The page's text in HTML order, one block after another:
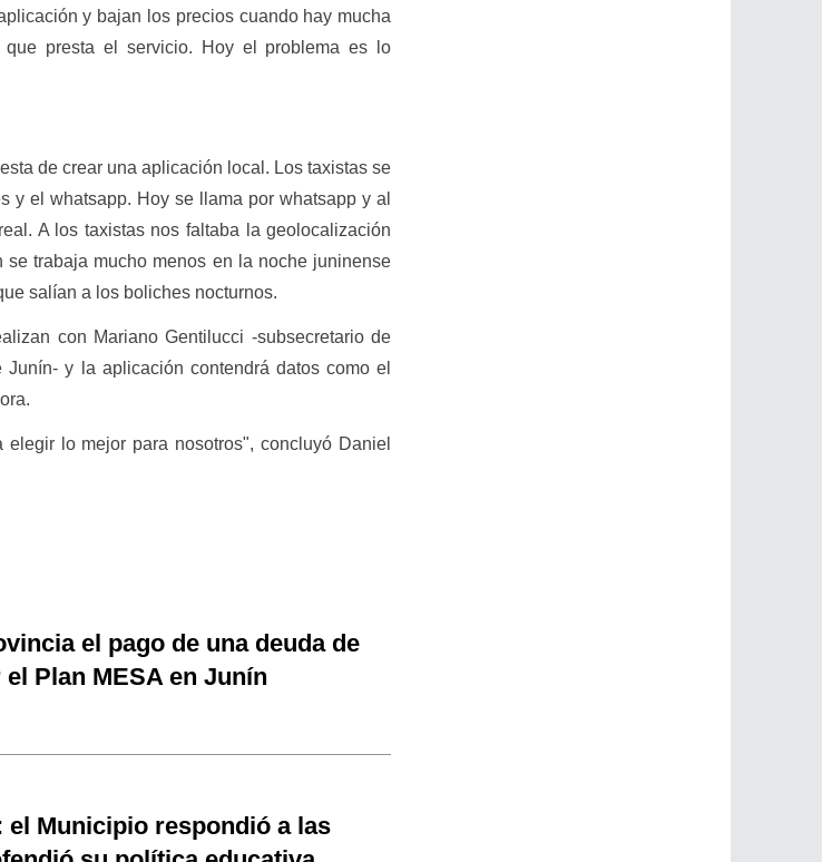
y bajan los precios cuando hay mucha
presta el servicio. Hoy el problema es lo
de crear una aplicación local. Los taxistas se
y el whatsapp. Hoy se llama por whatsapp y al
A los taxistas nos faltaba la geolocalización
trabaja mucho menos en la noche juninense
salían a los boliches nocturnos.
con Mariano Gentilucci -subsecretario de
y la aplicación contendrá datos como el
lo mejor para nosotros", concluyó Daniel
el pago de una deuda de
Plan MESA en Junín
el Municipio respondió a las